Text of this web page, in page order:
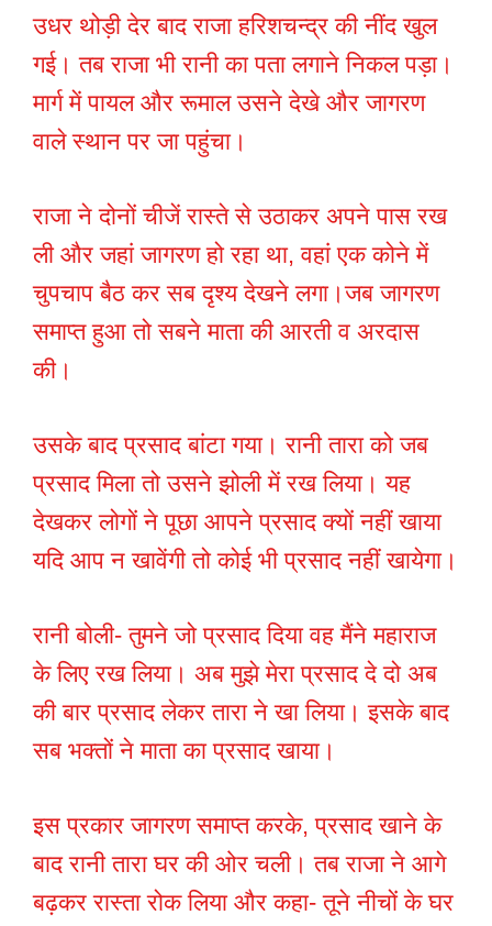
उधर थोड़ी देर बाद राजा हरिशचन्द्र की नींद खुल
गई। तब राजा भी रानी का पता लगाने निकल पड़ा।
मार्ग में पायल और रूमाल उसने देखे और जागरण
वाले स्थान पर जा पहुंचा।
राजा ने दोनों चीजें रास्ते से उठाकर अपने पास रख
ली और जहां जागरण हो रहा था, वहां एक कोने में
चुपचाप बैठ कर सब दृश्य देखने लगा।जब जागरण
समाप्त हुआ तो सबने माता की आरती व अरदास
की।
उसके बाद प्रसाद बांटा गया। रानी तारा को जब
प्रसाद मिला तो उसने झोली में रख लिया। यह
देखकर लोगों ने पूछा आपने प्रसाद क्यों नहीं खाया
यदि आप न खावेंगी तो कोई भी प्रसाद नहीं खायेगा।
रानी बोली- तुमने जो प्रसाद दिया वह मैंने महाराज
के लिए रख लिया। अब मुझे मेरा प्रसाद दे दो अब
की बार प्रसाद लेकर तारा ने खा लिया। इसके बाद
सब भक्तों ने माता का प्रसाद खाया।
इस प्रकार जागरण समाप्त करके, प्रसाद खाने के
बाद रानी तारा घर की ओर चली। तब राजा ने आगे
बढ़कर रास्ता रोक लिया और कहा- तूने नीचों के घर